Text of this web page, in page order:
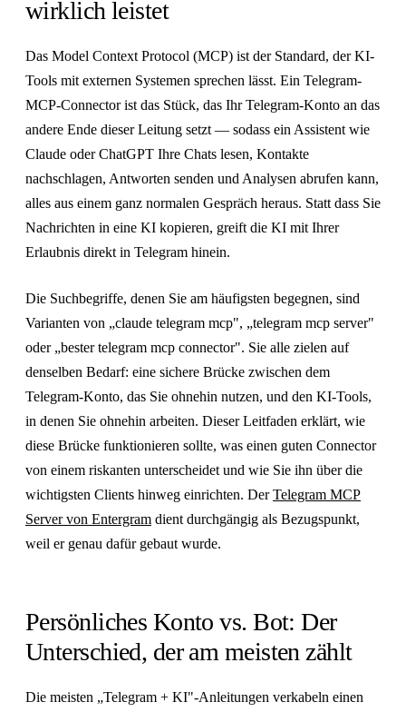
wirklich leistet
Das Model Context Protocol (MCP) ist der Standard, der KI-
Tools mit externen Systemen sprechen lässt. Ein Telegram-
MCP-Connector ist das Stück, das Ihr Telegram-Konto an das
andere Ende dieser Leitung setzt — sodass ein Assistent wie
Claude oder ChatGPT Ihre Chats lesen, Kontakte
nachschlagen, Antworten senden und Analysen abrufen kann,
alles aus einem ganz normalen Gespräch heraus. Statt dass Sie
Nachrichten in eine KI kopieren, greift die KI mit Ihrer
Erlaubnis direkt in Telegram hinein.
Die Suchbegriffe, denen Sie am häufigsten begegnen, sind
Varianten von „claude telegram mcp", „telegram mcp server"
oder „bester telegram mcp connector". Sie alle zielen auf
denselben Bedarf: eine sichere Brücke zwischen dem
Telegram-Konto, das Sie ohnehin nutzen, und den KI-Tools,
in denen Sie ohnehin arbeiten. Dieser Leitfaden erklärt, wie
diese Brücke funktionieren sollte, was einen guten Connector
von einem riskanten unterscheidet und wie Sie ihn über die
wichtigsten Clients hinweg einrichten. DerTelegram MCP
Server von Entergram dient durchgängig als Bezugspunkt,
weil er genau dafür gebaut wurde.
Persönliches Konto vs. Bot: Der
Unterschied, der am meisten zählt
Die meisten „Telegram + KI"-Anleitungen verkabeln einen